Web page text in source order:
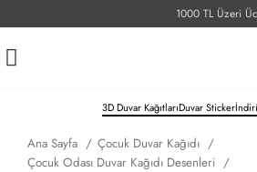
1000 TL Üzeri
3D Duvar KağıtlarıDuvar Sticker
Ana Sayfa
Çocuk Duvar Kağıdı
Çocuk Odası Duvar Kağıdı Desenleri